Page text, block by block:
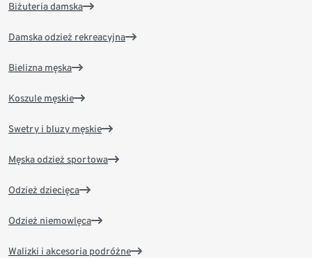
Biżuteria damska
Damska odzież rekreacyjna
Bielizna męska
Koszule męskie
Swetry i bluzy męskie
Męska odzież sportowa
Odzież dziecięca
Odzież niemowlęca
Walizki i akcesoria podróżne